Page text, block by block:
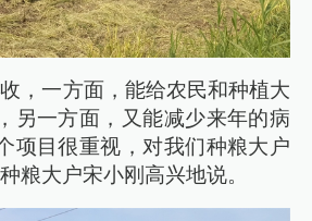
，一方面，能给农民和种植大
另一方面，又能减少来年的病
项目很重视，对我们种粮大户
粮大户宋小刚高兴地说。